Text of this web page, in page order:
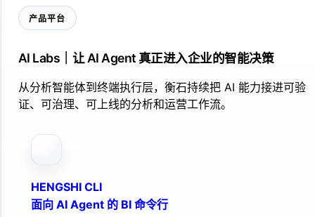
产品平台
AI Labs｜让 AI Agent 真正进入企业的智能决策
从分析智能体到终端执行层，衡石持续把 AI 能力接进可验
证、可治理、可上线的分析和运营工作流。
HENGSHI CLI
面向 AI Agent 的 BI 命令行